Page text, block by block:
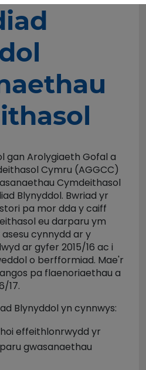
gan Arolygiaeth Gofal a
Cymru (AGGCC)
Cymdeithasol
Blynyddol. Bwriad yr
pa mor dda y caiff
eu darparu ym
cynnydd ar y
ar gyfer 2015/16 ac i
o berfformiad. Mae'r
pa flaenoriaethau a
17.
Blynyddol yn cynnwys:
effeithlonrwydd yr
gwasanaethau